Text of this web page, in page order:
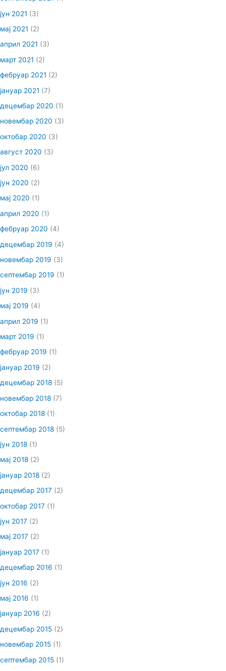
јун 2021 (3)
мај 2021 (2)
април 2021 (3)
март 2021 (2)
фебруар 2021 (2)
јануар 2021 (7)
децембар 2020 (1)
новембар 2020 (3)
октобар 2020 (3)
август 2020 (3)
јул 2020 (6)
јун 2020 (2)
мај 2020 (1)
април 2020 (1)
фебруар 2020 (4)
децембар 2019 (4)
новембар 2019 (3)
септембар 2019 (1)
јун 2019 (3)
мај 2019 (4)
април 2019 (1)
март 2019 (1)
фебруар 2019 (1)
јануар 2019 (2)
децембар 2018 (5)
новембар 2018 (7)
октобар 2018 (1)
септембар 2018 (5)
јун 2018 (1)
мај 2018 (2)
јануар 2018 (2)
децембар 2017 (2)
октобар 2017 (1)
јун 2017 (2)
мај 2017 (2)
јануар 2017 (1)
децембар 2016 (1)
јун 2016 (2)
мај 2016 (1)
јануар 2016 (2)
децембар 2015 (2)
новембар 2015 (1)
септембар 2015 (1)